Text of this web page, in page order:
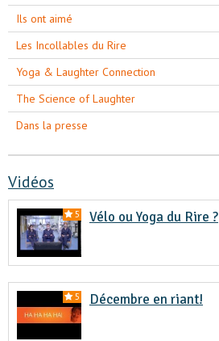
Ils ont aimé
Les Incollables du Rire
Yoga & Laughter Connection
The Science of Laughter
Dans la presse
Vidéos
5 Vélo ou Yoga du Rire ?
5 Décembre en riant!